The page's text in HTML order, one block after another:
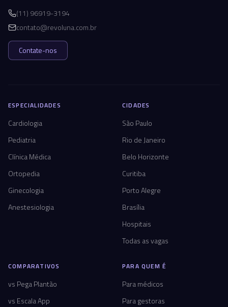
(11) 96919-3194
contato@revoluna.com.br
Contate-nos
ESPECIALIDADES
Cardiologia
Pediatria
Clínica Médica
Ortopedia
Ginecologia
Anestesiologia
CIDADES
São Paulo
Rio de Janeiro
Belo Horizonte
Curitiba
Porto Alegre
Brasília
Hospitais
Todas as vagas
COMPARATIVOS
vs Pega Plantão
vs Escala App
PARA QUEM É
Para médicos
Para gestoras